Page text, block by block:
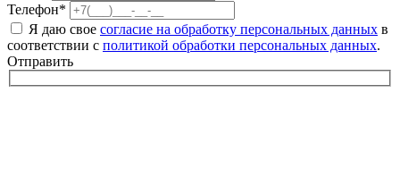
Телефон*
Я даю свое согласие на обработку персональных данных в
соответствии с политикой обработки персональных данных.
Отправить